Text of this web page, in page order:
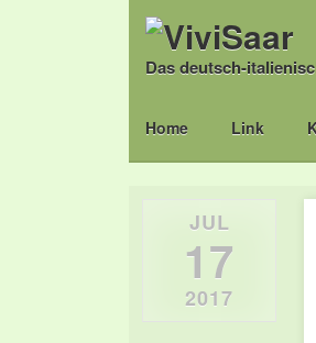
Das deutsch-
Main menu
Skip
Home Link
JUL
17
2017